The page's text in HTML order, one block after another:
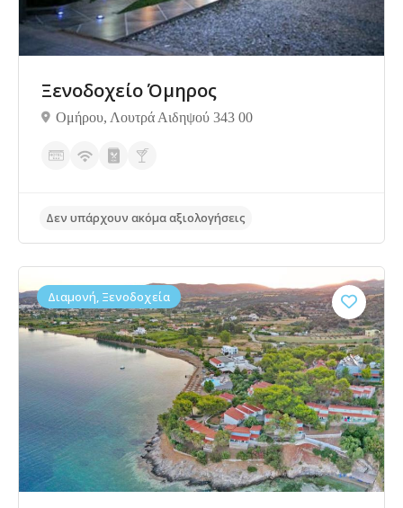
Δεν υπάρχουν ακόμα αξιολογήσεις
Ξενοδοχείο Όμηρος
Ομήρου, Λουτρά Αιδηψού 343 00
Διαμονή, Ξενοδοχεία